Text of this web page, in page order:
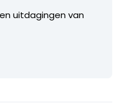
uitdagingen van